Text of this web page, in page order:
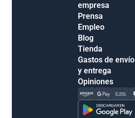
empresa
Prensa
Empleo
Blog
Tienda
Gastos de envío
y entrega
Opiniones